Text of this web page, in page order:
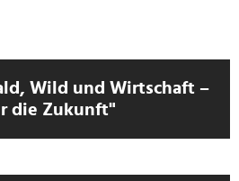
Wild und Wirtschaft –
die Zukunft"